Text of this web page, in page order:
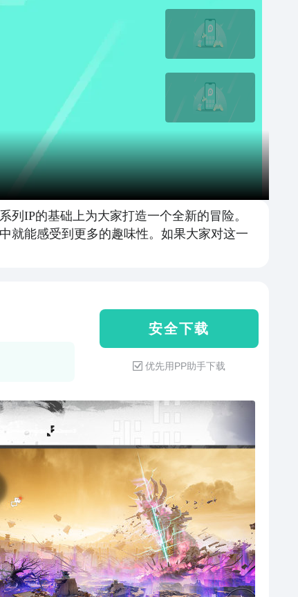
IP的基础上为大家打造一个全新的冒险。
就能感受到更多的趣味性。如果大家对这一
安 全 下 载
优先用PP助手下载